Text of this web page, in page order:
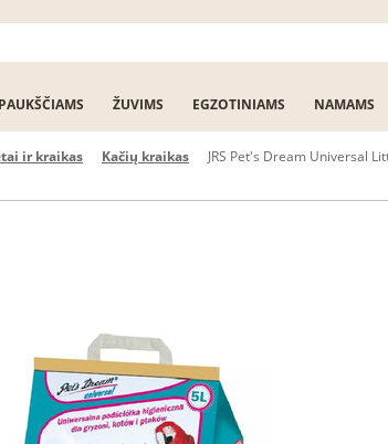
PAUKŠČIAMS ŽUVIMS EGZOTINIAMS NAMAMS
ir kraikas Kačių kraikas JRS Pet's Dream Universal